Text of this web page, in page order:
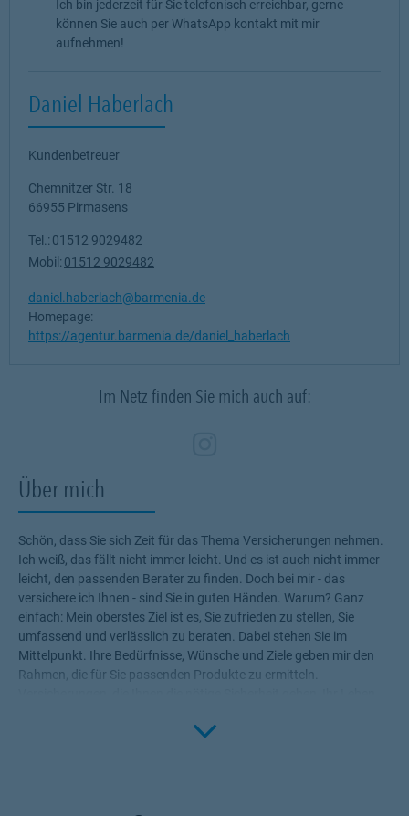
Über mich
Schön, dass Sie sich Zeit für das Thema Versicherungen nehmen.
Ich weiß, das fällt nicht immer leicht. Und es ist auch nicht immer
leicht, den passenden Berater zu finden. Doch bei mir - das
versichere ich Ihnen - sind Sie in guten Händen. Warum? Ganz
einfach: Mein oberstes Ziel ist es, Sie zufrieden zu stellen, Sie
umfassend und verlässlich zu beraten. Dabei stehen Sie im
Mittelpunkt. Ihre Bedürfnisse, Wünsche und Ziele geben mir den
Rahmen, die für Sie passenden Produkte zu ermitteln.
Fachwissen, meiner Begeisterung für alle Fragen rund um das
Click to
Ich bin jederzeit für Sie telefonisch erreichbar, gerne
können Sie auch per WhatsApp kontakt mit mir
aufnehmen!
Daniel Haberlach
Kundenbetreuer
Chemnitzer Str. 18
66955 Pirmasens
Tel.: 01512 9029482
Mobil: 01512 9029482
daniel.haberlach@barmenia.de
Homepage:
https://agentur.barmenia.de/daniel_haberlach
Im Netz finden Sie mich auch auf: